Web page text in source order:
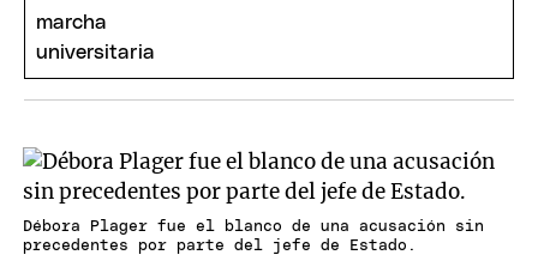
Débora Plager fue el blanco de una acusación sin
precedentes por parte del jefe de Estado.